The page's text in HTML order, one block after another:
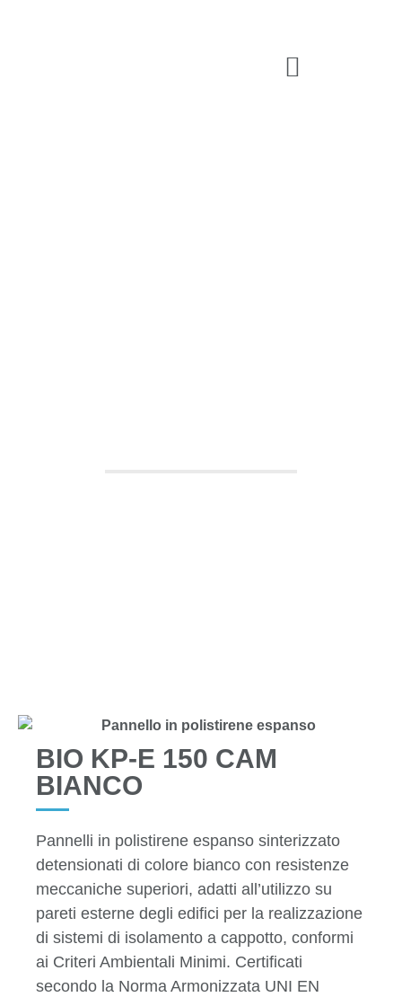
BIO KP-E 150 CAM
BIANCO
Pannelli in polistirene espanso sinterizzato
detensionati di colore bianco con resistenze
meccaniche superiori, adatti all’utilizzo su
pareti esterne degli edifici per la realizzazione
di sistemi di isolamento a cappotto, conformi
ai Criteri Ambientali Minimi. Certificati
secondo la Norma Armonizzata UNI EN